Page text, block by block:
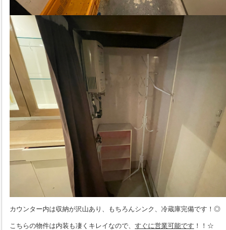
カウンター内は収納が沢山あり、もちろんシンク、冷蔵庫完備です！◎
こちらの物件は内装も凄くキレイなので、 すぐに営業可能です ！！☆